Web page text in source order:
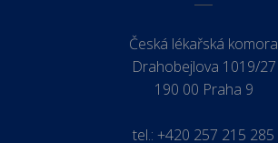
Česká lékařská komora
Drahobejlova 1019/27
190 00 Praha 9
tel.: +420 257 215 285